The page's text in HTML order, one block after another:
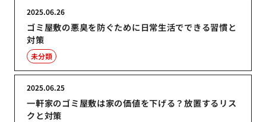
ゴミ屋敷の悪臭を防ぐために日常生活でできる習慣と
対策
2025.06.26
未分類
一軒家のゴミ屋敷は家の価値を下げる？放置するリス
クと対策
2025.06.25